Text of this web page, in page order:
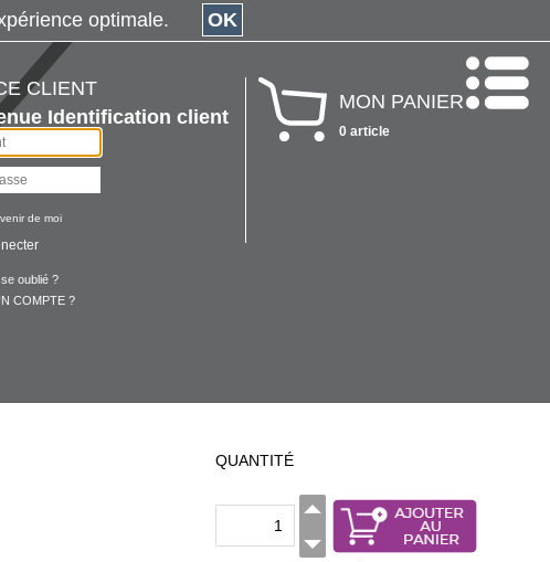
CLIENT
Identification client
de moi
oublié ?
COMPTE ?
MON PANIER
0 article
QUANTITÉ
optimale. OK